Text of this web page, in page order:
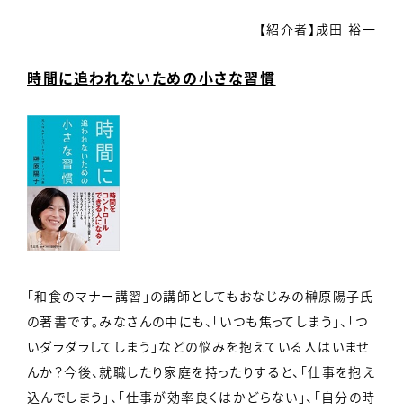
【紹介者】成田 裕一
時間に追われないための小さな習慣
「和食のマナー講習」の講師としてもおなじみの榊原陽子氏
の著書です。みなさんの中にも、「いつも焦ってしまう」、「つ
いダラダラしてしまう」などの悩みを抱えている人はいませ
んか？今後、就職したり家庭を持ったりすると、「仕事を抱え
込んでしまう」、「仕事が効率良くはかどらない」、「自分の時